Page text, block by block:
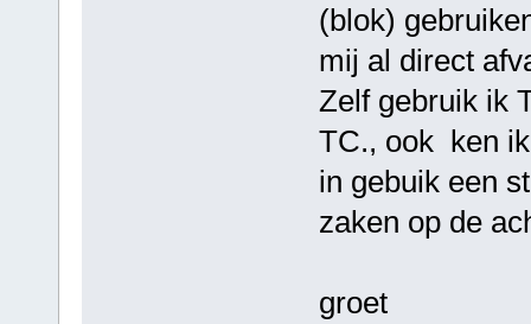
(blok)
mij al direct
Zelf gebruik ik
TC., ook ken
in gebuik een
zaken op de
groet